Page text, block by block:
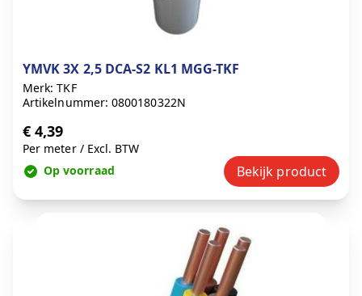
YMVK 3X 2,5 DCA-S2 KL1 MGG-TKF
Merk: TKF
Artikelnummer: 0800180322N
€ 4,39
Per meter/ Excl. BTW
Op voorraad
Bekijk product